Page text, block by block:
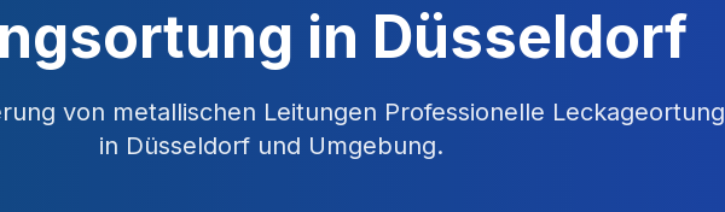
in Düsseldorf
von metallischen Leitungen Professionelle Leckageortung
in Düsseldorfund Umgebung.